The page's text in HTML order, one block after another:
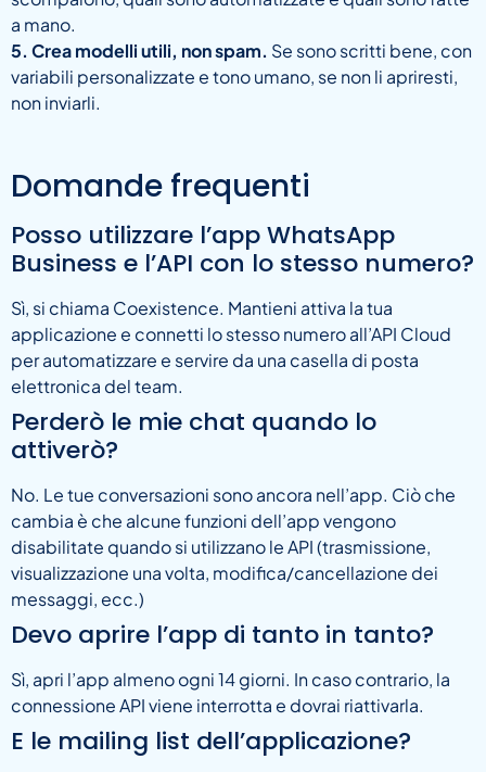
a mano.
5. Crea modelli utili, non spam. Se sono scritti bene, con
variabili personalizzate e tono umano, se non li apriresti,
non inviarli.
Domande frequenti
Posso utilizzare l’app WhatsApp
Business e l’API con lo stesso numero?
Sì, si chiama Coexistence. Mantieni attiva la tua
applicazione e connetti lo stesso numero all’API Cloud
per automatizzare e servire da una casella di posta
elettronica del team.
Perderò le mie chat quando lo
attiverò?
No. Le tue conversazioni sono ancora nell’app. Ciò che
cambia è che alcune funzioni dell’app vengono
disabilitate quando si utilizzano le API (trasmissione,
visualizzazione una volta, modifica/cancellazione dei
messaggi, ecc.)
Devo aprire l’app di tanto in tanto?
Sì, apri l’app almeno ogni 14 giorni. In caso contrario, la
connessione API viene interrotta e dovrai riattivarla.
E le mailing list dell’applicazione?